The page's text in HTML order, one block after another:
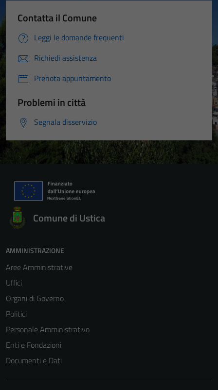
Contatta il Comune
Leggi le domande frequenti
Richiedi assistenza
Prenota appuntamento
Problemi in città
Segnala disservizio
Comune di Ustica
AMMINISTRAZIONE
Aree Amministrative
Uffici
Organi di Governo
Politici
Personale Amministrativo
Enti e Fondazioni
Documenti e Dati
Questi cookie